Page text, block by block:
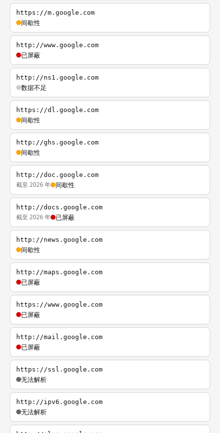
https://m.google.com
间歇性
http://www.google.com
已屏蔽
http://ns1.google.com
数据不足
https://dl.google.com
间歇性
http://ghs.google.com
间歇性
http://doc.google.com
截至 2026 年 间歇性
http://docs.google.com
截至 2026 年 已屏蔽
http://news.google.com
间歇性
http://maps.google.com
已屏蔽
https://www.google.com
已屏蔽
http://mail.google.com
已屏蔽
https://ssl.google.com
无法解析
http://ipv6.google.com
无法解析